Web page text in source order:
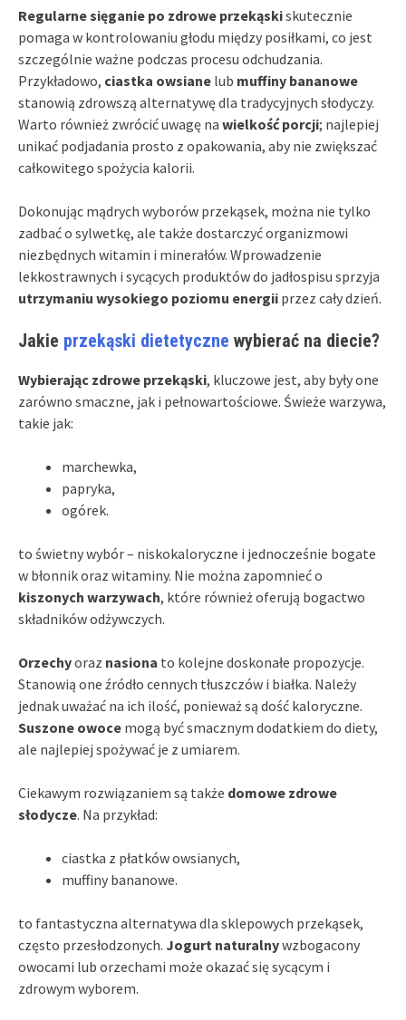
Regularne sięganie po zdrowe przekąskiskutecznie
pomaga w kontrolowaniu głodu między posiłkami, co jest
szczególnie ważne podczas procesu odchudzania.
Przykładowo, ciastka owsiane lub muffiny bananowe
stanowią zdrowszą alternatywę dla tradycyjnych słodyczy.
Warto również zwrócić uwagę na wielkość porcji; najlepiej
unikać podjadania prosto z opakowania, aby nie zwiększać
całkowitego spożycia kalorii.
Dokonując mądrych wyborów przekąsek, można nie tylko
zadbać o sylwetkę, ale także dostarczyć organizmowi
niezbędnych witamin i minerałów. Wprowadzenie
lekkostrawnych i sycących produktów do jadłospisu sprzyja
utrzymaniu wysokiego poziomu energii przez cały dzień.
Jakie przekąski dietetyczne wybierać na diecie?
Wybierając zdrowe przekąski, kluczowe jest, aby były one
zarówno smaczne, jak i pełnowartościowe. Świeże warzywa,
takie jak:
marchewka,
papryka,
ogórek.
to świetny wybór – niskokaloryczne i jednocześnie bogate
w błonnik oraz witaminy. Nie można zapomnieć o
kiszonych warzywach, które również oferują bogactwo
składników odżywczych.
Orzechyoraz nasiona to kolejne doskonałe propozycje.
Stanowią one źródło cennych tłuszczów i białka. Należy
jednak uważać na ich ilość, ponieważ są dość kaloryczne.
Suszone owoce mogą być smacznym dodatkiem do diety,
ale najlepiej spożywać je z umiarem.
Ciekawym rozwiązaniem są także domowe zdrowe
słodycze. Na przykład:
ciastka z płatków owsianych,
muffiny bananowe.
to fantastyczna alternatywa dla sklepowych przekąsek,
często przesłodzonych. Jogurt naturalnywzbogacony
owocami lub orzechami może okazać się sycącym i
zdrowym wyborem.